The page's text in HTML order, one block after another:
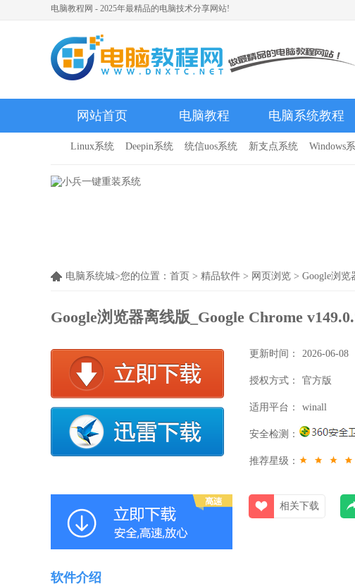
电脑教程网 - 2025年最精品的电脑技术分享网站!
网站首页 电脑教程 电脑系统教程
Linux系统 Deepin系统 统信uos系统 新支点系统 Windows
电脑系统城>您的位置： 首页 > 精品软件 > 网页浏览 > Google浏览
Google浏览器离线版_Google Chrome
更新时间： 2026-06-08
09:23:19
授权方式： 官方版
适用平台： winall
安全检测：
推荐星级：
相关下载
软件介绍